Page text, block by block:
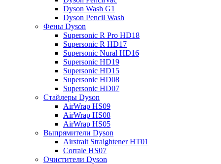
Dyson Wash G1
Dyson Pencil Wash
Фены Dyson
Supersonic R Pro HD18
Supersonic R HD17
Supersonic Nural HD16
Supersonic HD19
Supersonic HD15
Supersonic HD08
Supersonic HD07
Стайлеры Dyson
AirWrap HS09
AirWrap HS08
AirWrap HS05
Выпрямители Dyson
Airstrait Straightener HT01
Corrale HS07
Очистители Dyson